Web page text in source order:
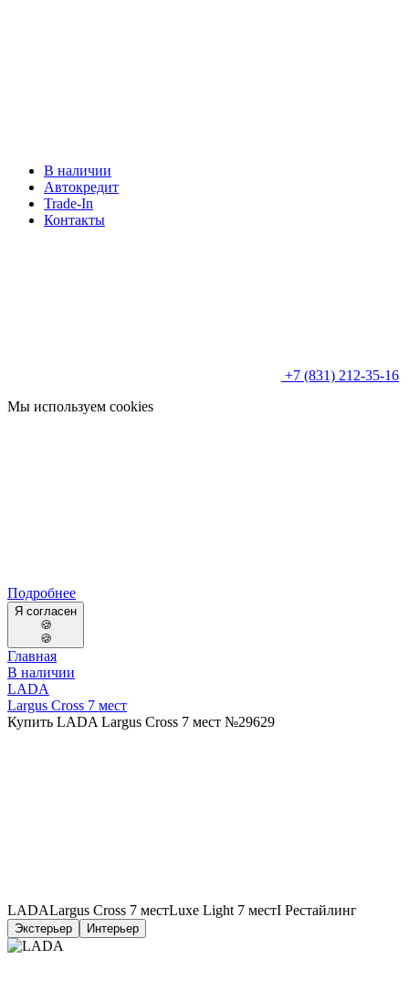
В наличии
Автокредит
Trade-In
Контакты
+7 (831) 212-35-16
Мы используем cookies
Подробнее
Я согласен
🍪
🍪
Главная
В наличии
LADA
Largus Cross 7 мест
Купить LADA Largus Cross 7 мест №29629
LADALargus Cross 7 местLuxe Light 7 местI Рестайлинг
Экстерьер Интерьер